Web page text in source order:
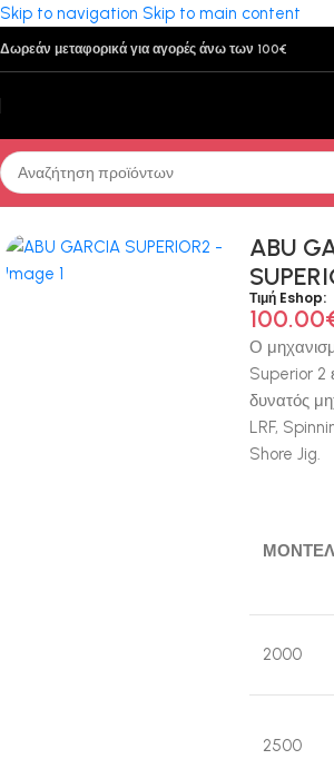
Skip to navigation Skip to main content
Δωρεάν μεταφορικά για αγορές άνω των 100€
Αρχική σελίδα/Μηχανισμοί/Κάθετου
ABU
Τιμή Eshop:
100.00
Ο
Superior 2
δυνατός
LRF,
Shore Jig.
2000
2500